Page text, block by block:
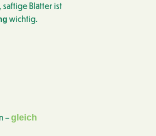
Blätter ist
wichtig.
–gleich